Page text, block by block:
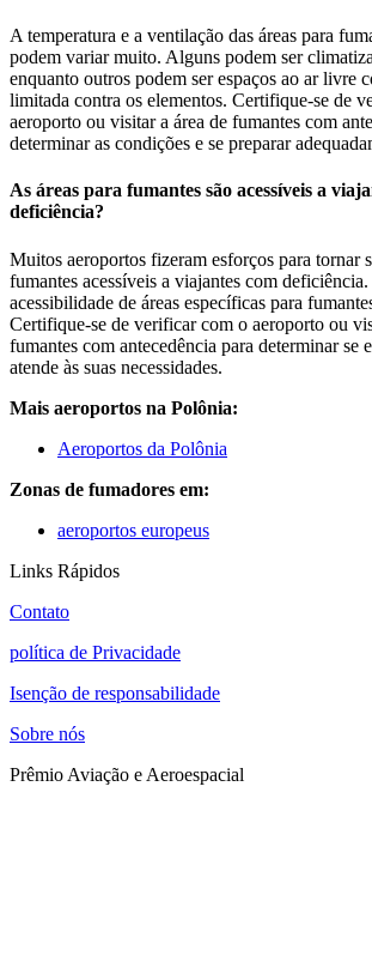
A temperatura e a ventilação das áreas para
podem variar muito. Alguns podem ser
enquanto outros podem ser espaços ao ar livre
limitada contra os elementos. Certifique-se de
aeroporto ou visitar a área de fumantes com
determinar as condições e se preparar
As áreas para fumantes são acessíveis a
deficiência?
Muitos aeroportos fizeram esforços para tornar
fumantes acessíveis a viajantes com
acessibilidade de áreas específicas para
Certifique-se de verificar com o aeroporto ou
fumantes com antecedência para determinar se
atende às suas necessidades.
Mais aeroportos na Polônia:
Aeroportos da Polônia
Zonas de fumadores em:
aeroportos europeus
Links Rápidos
Contato
política de Privacidade
Isenção de responsabilidade
Sobre nós
Prêmio Aviação e Aeroespacial